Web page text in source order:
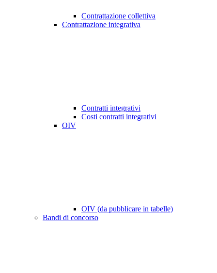
Contrattazione collettiva
Contrattazione integrativa
Contratti integrativi
Costi contratti integrativi
OIV
OIV (da pubblicare in tabelle)
Bandi di concorso